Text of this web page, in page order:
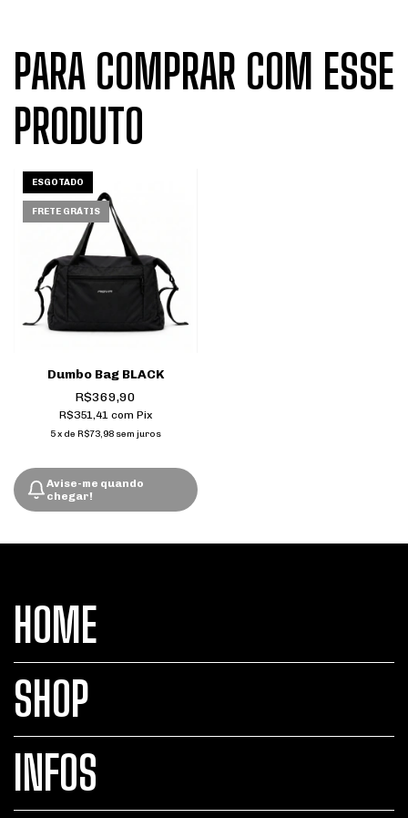
PARA COMPRAR COM ESSE
PRODUTO
ESGOTADO
FRETE GRÁTIS
Dumbo Bag BLACK
R$369,90
R$351,41 com Pix
5x de R$73,98 sem juros
Avise-me quando
chegar!
HOME
SHOP
INFOS